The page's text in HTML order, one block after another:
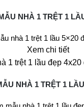
NHÀ 1 TRỆT 1
nhà 1 trệt 1 lầu 5×20
Xem chi tiết
NHÀ 1 TRỆT 1